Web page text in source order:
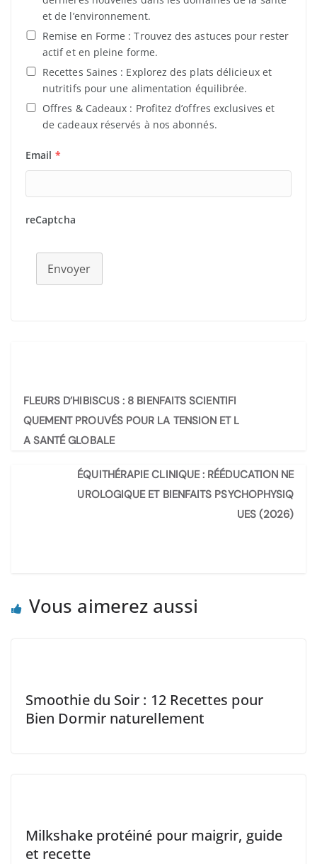
et de l’environnement.
Remise en Forme : Trouvez des astuces pour rester
actif et en pleine forme.
Recettes Saines : Explorez des plats délicieux et
nutritifs pour une alimentation équilibrée.
Offres & Cadeaux : Profitez d’offres exclusives et
de cadeaux réservés à nos abonnés.
Email *
reCaptcha
Envoyer
FLEURS D’HIBISCUS : 8 BIENFAITS SCIENTIFI
QUEMENT PROUVÉS POUR LA TENSION ET L
A SANTÉ GLOBALE
ÉQUITHÉRAPIE CLINIQUE : RÉÉDUCATION NE
UROLOGIQUE ET BIENFAITS PSYCHOPHYSIQ
UES (2026)
Vous aimerez aussi
Smoothie du Soir : 12 Recettes pour
Bien Dormir naturellement
Milkshake protéiné pour maigrir, guide
et recette